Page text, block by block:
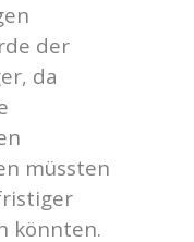
der
da
müssten
könnten.